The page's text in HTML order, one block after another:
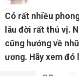
Có rất nhiều
lâu đời rất thú vị.
cũng hướng về
ương. Hãy xem đó